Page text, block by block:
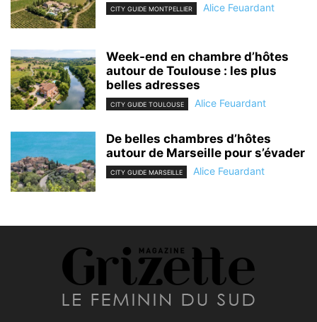
CITY GUIDE MONTPELLIER Alice Feuardant
Week-end en chambre d’hôtes
autour de Toulouse : les plus
belles adresses
CITY GUIDE TOULOUSE Alice Feuardant
De belles chambres d’hôtes
autour de Marseille pour s’évader
CITY GUIDE MARSEILLE Alice Feuardant